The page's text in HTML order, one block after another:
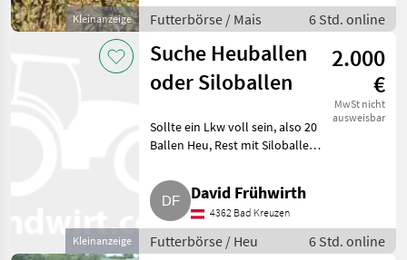
Kleinanzeige Futterbörse / Mais 6 Std. online
Kleinanzeige
Suche Heuballen
oder Siloballen
2.000
€
MwSt nicht
ausweisbar
Sollte ein Lkw voll sein, also 20
Ballen Heu, Rest mit Siloballen,
anbieten. Futterbörse Heu
David Frühwirth
4362 Bad Kreuzen
Futterbörse / Heu 6 Std. online